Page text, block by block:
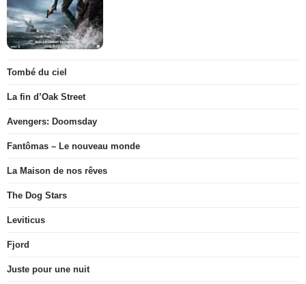
Tombé du ciel
La fin d’Oak Street
Avengers: Doomsday
Fantômas – Le nouveau monde
La Maison de nos rêves
The Dog Stars
Leviticus
Fjord
Juste pour une nuit